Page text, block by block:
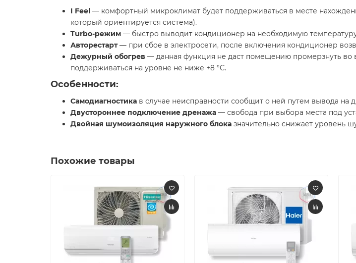
I Feel — комфортный микроклимат будет поддерживаться в месте
который ориентируется система).
Turbo-режим — быстро выводит кондиционер на необходимую
Авторестарт— при сбое в электросети, после включения кондиционер
Дежурный обогрев — данная функция не даст помещению промерзнуть во
поддерживаться на уровне не ниже +8 °С.
Особенности:
Самодиагностика в случае неисправности сообщит о ней путем вывода на
Двустороннее подключение дренажа — свобода при выбора места под
Двойная шумоизоляция наружного блока значительно снижает уровень
Похожие товары